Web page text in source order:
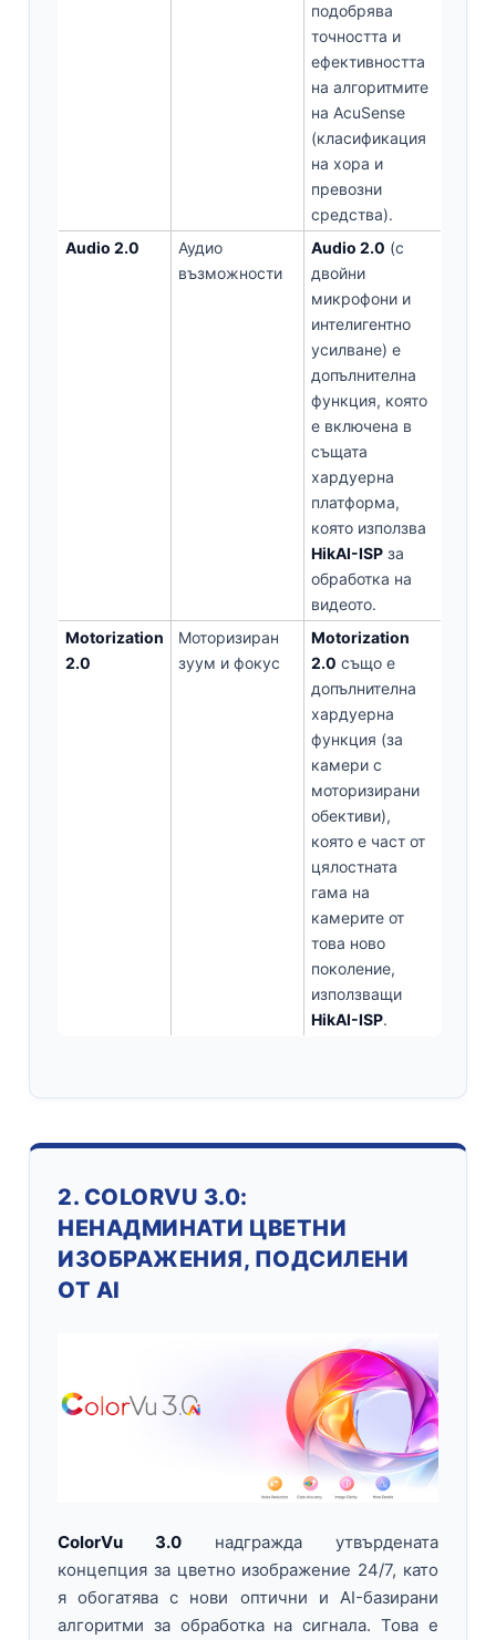
подобрява
точността и
ефективността
на алгоритмите
на AcuSense
(класификация
на хора и
превозни
средства).
Audio 2.0
Аудио
възможности
Audio 2.0 (с
двойни
микрофони и
интелигентно
усилване) е
допълнителна
функция, която
е включена в
същата
хардуерна
платформа,
която използва
HikAI-ISP за
обработка на
видеото.
Motorization
2.0
Моторизиран
зуум и фокус
Motorization
2.0 също е
допълнителна
хардуерна
функция (за
камери с
моторизирани
обективи),
която е част от
цялостната
гама на
камерите от
това ново
поколение,
използващи
HikAI-ISP.
2. COLORVU 3.0:
НЕНАДМИНАТИ ЦВЕТНИ
ИЗОБРАЖЕНИЯ, ПОДСИЛЕНИ
ОТ AI
ColorVu 3.0 надгражда утвърдената
концепция за цветно изображение 24/7, като
я обогатява с нови оптични и AI-базирани
алгоритми за обработка на сигнала. Това е